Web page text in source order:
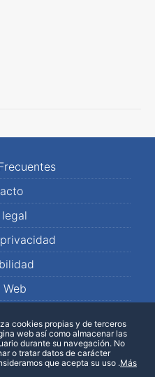
Web
cookies propias y de terceros
web así como almacenar las
durante su navegación. No
o tratar datos de carácter
que acepta su uso .Más